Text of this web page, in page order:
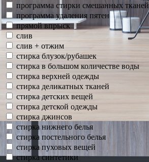
программа стирки смешанных тканей
программа удаления пятен
прямой впрыск
слив
слив + отжим
стирка блузок/рубашек
стирка в большом количестве воды
стирка верхней одежды
стирка деликатных тканей
стирка детских вещей
стирка детской одежды
стирка джинсов
стирка нижнего белья
стирка постельного белья
стирка пуховых вещей
стирка синтетики